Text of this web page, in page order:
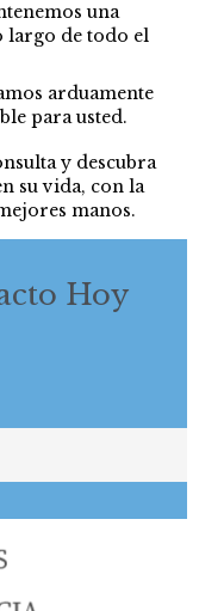
una
largo de todo el
arduamente
para usted.
y descubra
su vida, con la
manos.
Hoy